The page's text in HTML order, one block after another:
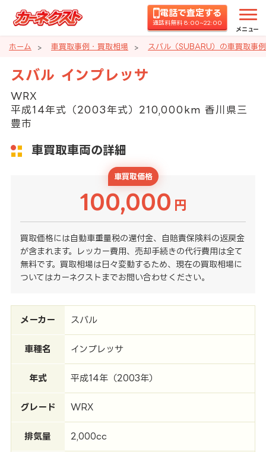
電話で査定する
通話料無料 8:00~22:00
メニュー
ホーム 車買取事例・買取相場 スバル（SUBARU）の車買取事
スバル インプレッサ
WRX
平成14年式（2003年式）210,000km 香川県三
豊市
車買取車両の詳細
車買取価格
100,000 円
買取価格には自動車重量税の還付金、自賠責保険料の返戻金
が含まれます。レッカー費用、売却手続きの代行費用は全て
無料です。買取相場は日々変動するため、現在の買取相場に
ついてはカーネクストまでお問い合わせください。
メーカー スバル
車種名 インプレッサ
年式 平成14年（2003年）
グレード WRX
排気量 2,000cc